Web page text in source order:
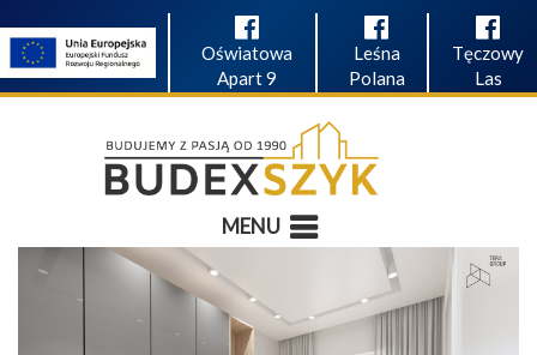
Oświatowa
Apart 9
Leśna
Polana
Tęczowy
Las
MENU